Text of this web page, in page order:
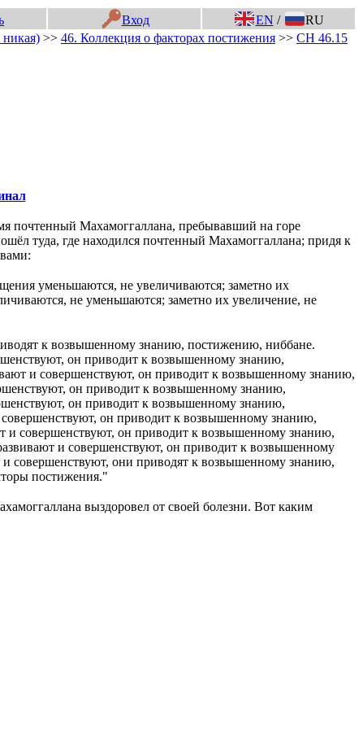
Вход EN /
RU
>> 46. Коллекция о факторах постижения >> СН 46.15
почтенный Махамоггаллана, пребывавший на горе
туда, где находился почтенный Махамоггаллана; придя к
уменьшаются, не увеличиваются; заметно их
не уменьшаются; заметно их увеличение, не
к возвышенному знанию, постижению, ниббане.
он приводит к возвышенному знанию,
и совершенствуют, он приводит к возвышенному знанию,
он приводит к возвышенному знанию,
он приводит к возвышенному знанию,
он приводит к возвышенному знанию,
и совершенствуют, он приводит к возвышенному знанию,
и совершенствуют, он приводит к возвышенному
совершенствуют, они приводят к возвышенному знанию,
постижения."
выздоровел от своей болезни. Вот каким